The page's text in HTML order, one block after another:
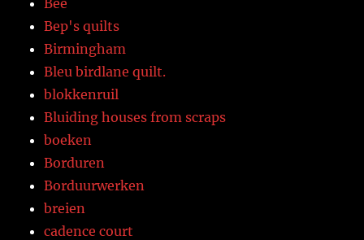
Bep's quilts
Birmingham
Bleu birdlane quilt.
blokkenruil
Bluiding houses from scraps
boeken
Borduren
Borduurwerken
breien
cadence court